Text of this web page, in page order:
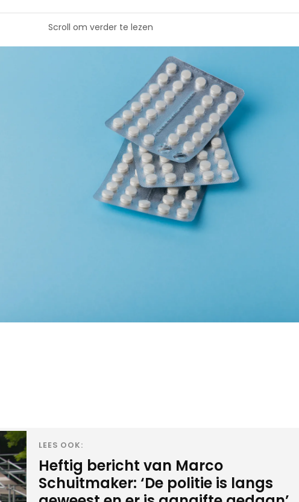
Scroll om verder te lezen
LEES OOK:
Heftig bericht van Marco
Schuitmaker: ‘De politie is langs